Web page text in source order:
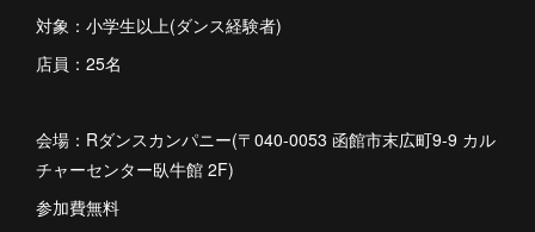
対象：小学生以上(ダンス経験者)
店員：25名
会場：Rダンスカンパニー(〒040-0053 函館市末広町9-9 カル
チャーセンター臥牛館 2F)
参加費無料